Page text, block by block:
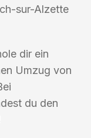
sur-Alzette
dir ein
Umzug von
du den